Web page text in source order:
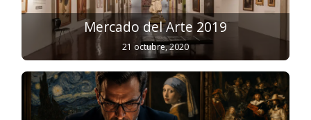
Mercado del Arte 2019
21 octubre, 2020